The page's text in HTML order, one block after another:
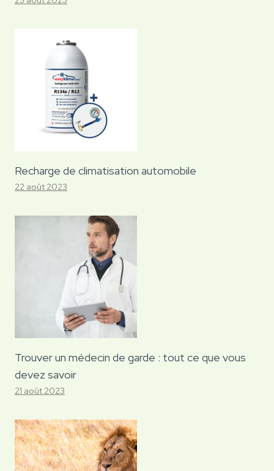
Recharge de climatisation automobile
22 août 2023
Trouver un médecin de garde : tout ce que vous
devez savoir
21 août 2023